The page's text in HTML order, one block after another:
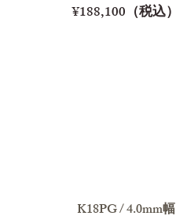
¥188,100（税込）
K18PG / 4.0mm幅